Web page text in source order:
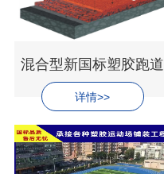
混合型新国标塑胶跑道
详情>>